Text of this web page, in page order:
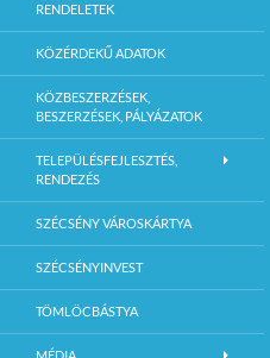
RENDELETEK
KÖZÉRDEKŰ ADATOK
KÖZBESZERZÉSEK,
BESZERZÉSEK, PÁLYÁZATOK
TELEPÜLÉSFEJLESZTÉS,
RENDEZÉS
SZÉCSÉNY VÁROSKÁRTYA
SZÉCSÉNYINVEST
TÖMLÖCBÁSTYA